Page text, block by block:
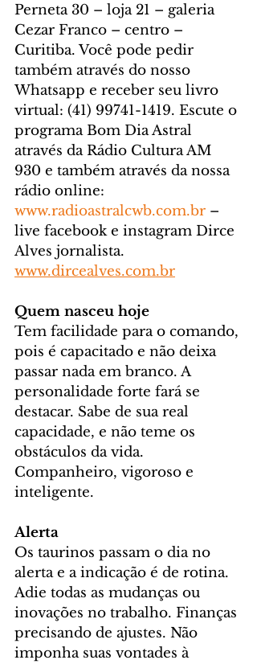
Perneta 30 – loja 21 – galeria
Cezar Franco – centro –
Curitiba. Você pode pedir
também através do nosso
Whatsapp e receber seu livro
virtual: (41) 99741-1419. Escute o
programa Bom Dia Astral
através da Rádio Cultura AM
930 e também através da nossa
rádio online:
www.radioastralcwb.com.br –
live facebook e instagram Dirce
Alves jornalista.
www.dircealves.com.br
Quem nasceu hoje
Tem facilidade para o comando,
pois é capacitado e não deixa
passar nada em branco. A
personalidade forte fará se
destacar. Sabe de sua real
capacidade, e não teme os
obstáculos da vida.
Companheiro, vigoroso e
inteligente.
Alerta
Os taurinos passam o dia no
alerta e a indicação é de rotina.
Adie todas as mudanças ou
inovações no trabalho. Finanças
precisando de ajustes. Não
imponha suas vontades à